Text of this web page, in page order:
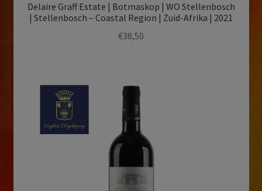
Delaire Graff Estate | Botmaskop | WO Stellenbosch
| Stellenbosch – Coastal Region | Zuid-Afrika | 2021
€38,50